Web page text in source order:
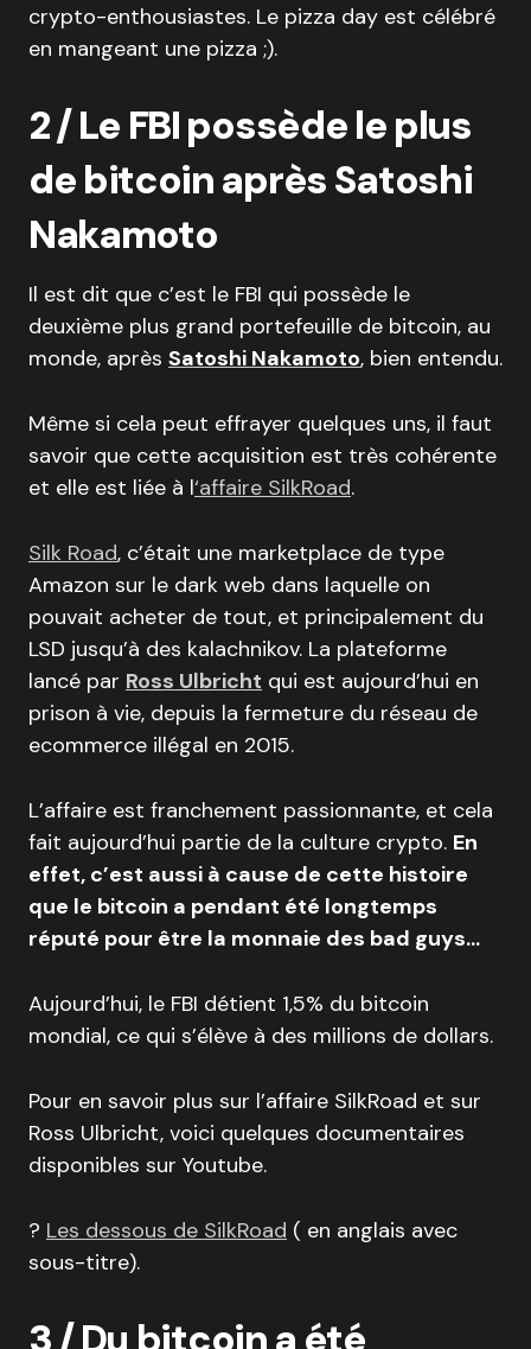
crypto-enthousiastes. Le pizza day est célébré
en mangeant une pizza ;).
2 / Le FBI possède le plus
de bitcoin après Satoshi
Nakamoto
Il est dit que c’est le FBI qui possède le
deuxième plus grand portefeuille de bitcoin, au
monde, après Satoshi Nakamoto, bien entendu.
Même si cela peut effrayer quelques uns, il faut
savoir que cette acquisition est très cohérente
et elle est liée à l‘affaire SilkRoad.
Silk Road, c’était une marketplace de type
Amazon sur le dark web dans laquelle on
pouvait acheter de tout, et principalement du
LSD jusqu’à des kalachnikov. La plateforme
lancé par Ross Ulbricht qui est aujourd’hui en
prison à vie, depuis la fermeture du réseau de
ecommerce illégal en 2015.
L’affaire est franchement passionnante, et cela
fait aujourd’hui partie de la culture crypto. En
effet, c’est aussi à cause de cette histoire
que le bitcoin a pendant été longtemps
réputé pour être la monnaie des bad guys…
Aujourd’hui, le FBI détient 1,5% du bitcoin
mondial, ce qui s’élève à des millions de dollars.
Pour en savoir plus sur l’affaire SilkRoad et sur
Ross Ulbricht, voici quelques documentaires
disponibles sur Youtube.
? Les dessous de SilkRoad ( en anglais avec
sous-titre).